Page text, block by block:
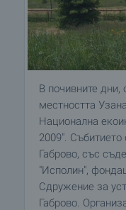
В почивните дни,
местността
Национална
2009".
Габрово, със
"Исполин",
Сдружение за
Габрово.